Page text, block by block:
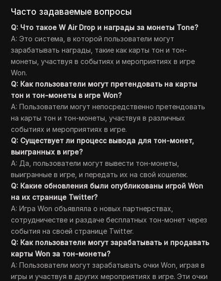
Часто задаваемые вопросы
Q: Что такое W Air Drop и награды за монеты Tone?
A: Это система, в которой пользователи могут
зарабатывать награды, такие как карты тон и тон-
монеты, участвуя в событиях и мероприятиях в игре
Won.
Q: Как пользователи могут претендовать на карты
тон и тон-монеты в игре Won?
A: Пользователи могут непосредственно претендовать
на карты тон и тон-монеты, участвуя в различных
событиях и мероприятиях в игре.
Q: Существует ли процесс вывода для тон-монет,
выигранных в игре?
A: Да, пользователи могут вывести тон-монеты,
выигранные в игре, и передать их на свой кошелек.
Q: Какие обновления были опубликованы игрой Won
на их странице Twitter?
A: Игра Won объявляла о новых партнерствах,
сотрудничестве и раздаче бесплатных тон-монет через
события на своей странице Twitter.
Q: Как пользователи могут зарабатывать и продавать
карты Won за тон-монеты?
A: Пользователи могут зарабатывать очки Won, играя в
игры и участвуя в других мероприятиях в игре. Эти очки